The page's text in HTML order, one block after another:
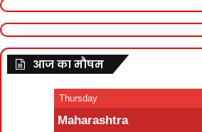
आज का मौषम
Thursday
Maharashtra